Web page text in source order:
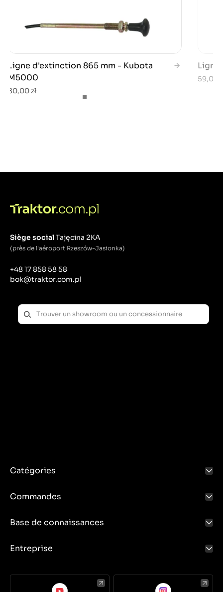
Ligne d'extinction 865 mm - Kubota
M5000
80,00 zł
Ligne
59,00
Siège socialTajęcina 2KA
(près de l'aéroport Rzeszów-Jasionka)
+48 17 858 58 58
bok@traktor.com.pl
Catégories
Commandes
Base de connaissances
Entreprise